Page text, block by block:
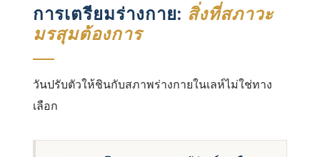
การเตรียมร่างกาย: สิ่งที่สภาวะ
มรสุมต้องการ
วันปรับตัวให้ชินกับสภาพร่างกายในเลห์ไม่ใช่ทาง
เลือก